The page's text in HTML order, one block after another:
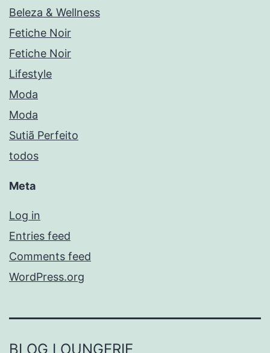
Beleza & Wellness
Fetiche Noir
Fetiche Noir
Lifestyle
Moda
Moda
Sutiã Perfeito
todos
Meta
Log in
Entries feed
Comments feed
WordPress.org
BLOG LOUNGERIE